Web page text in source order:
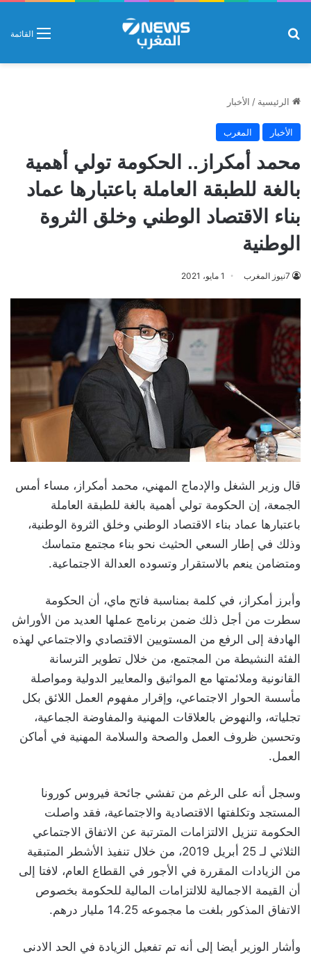
القائمة
الرئيسية / الأخبار
الأخبار المغرب
محمد أمكراز.. الحكومة تولي أهمية
بالغة للطبقة العاملة باعتبارها عماد
بناء الاقتصاد الوطني وخلق الثروة
الوطنية
7نيوز المغرب 1 مايو، 2021
قال وزير الشغل والإدماج المهني، محمد أمكراز، مساء أمس
الجمعة، إن الحكومة تولي أهمية بالغة للطبقة العاملة
باعتبارها عماد بناء الاقتصاد الوطني وخلق الثروة الوطنية،
وذلك في إطار السعي الحثيث نحو بناء مجتمع متماسك
ومتضامن ينعم بالاستقرار وتسوده العدالة الاجتماعية.
وأبرز أمكراز، في كلمة بمناسبة فاتح ماي، أن الحكومة
سطرت من أجل ذلك ضمن برنامج عملها العديد من الأوراش
الهادفة إلى الرفع من المستويين الاقتصادي والاجتماعي لهذه
الفئة النشيطة من المجتمع، من خلال تطوير الترسانة
القانونية وملائمتها مع المواثيق والمعايير الدولية ومواصلة
مأسسة الحوار الاجتماعي، وإقرار مفهوم العمل اللائق بكل
تجلياته، والنهوض بالعلاقات المهنية والمفاوضة الجماعية،
وتحسين ظروف العمل والصحة والسلامة المهنية في أماكن
العمل.
وسجل أنه على الرغم من تفشي جائحة فيروس كورونا
المستجد وتكلفتها الاقتصادية والاجتماعية، فقد واصلت
الحكومة تنزيل الالتزامات المترتبة عن الاتفاق الاجتماعي
الثلاثي لـ 25 أبريل 2019، من خلال تنفيذ الأشطر المتبقية
من الزيادات المقررة في الأجور في القطاع العام، لافتا إلى
أن القيمة الاجمالية للالتزامات المالية للحكومة بخصوص
الاتفاق المذكور بلغت ما مجموعه 14.25 مليار درهم.
وأشار الوزير أيضا إلى أنه تم تفعيل الزيادة في الحد الادنى